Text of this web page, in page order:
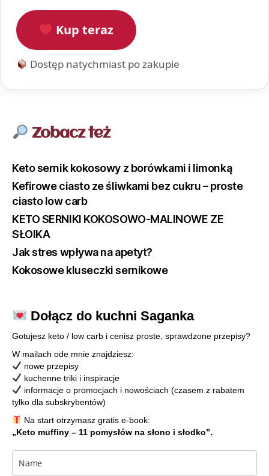
Kup teraz
Dostęp natychmiast po zakupie
Zobacz też
Keto sernik kokosowy z borówkami i limonką
Kefirowe ciasto ze śliwkami bez cukru – proste
ciasto low carb
KETO SERNIKI KOKOSOWO-MALINOWE ZE
SŁOIKA
Jak stres wpływa na apetyt?
Kokosowe kluseczki sernikowe
Dołącz do kuchni Saganka
Gotujesz keto / low carb i cenisz proste, sprawdzone przepisy?
W mailach ode mnie znajdziesz:
nowe przepisy
kuchenne triki i inspiracje
informacje o promocjach i nowościach (czasem z rabatem
tylko dla subskrybentów)
Na start otrzymasz gratis e-book:
„Keto muffiny – 11 pomysłów na słono i słodko”.